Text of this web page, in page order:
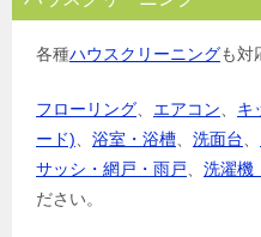
各種ハウスクリーニングも対
フローリング、 エアコン、 キ
ード)、 浴室・浴槽、 洗面台、
サッシ・網戸・雨戸、 洗濯機
ださい。